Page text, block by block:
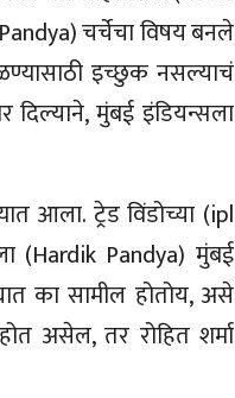
चर्चेचा विषय बनले
इच्छुक नसल्याचं
मुंबई इंडियन्सला
आला. ट्रेड विंडोच्या (ipl
(Hardik Pandya) मुंबई
का सामील होतोय, असे
असेल, तर रोहित शर्मा